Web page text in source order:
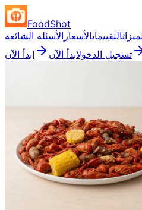
FoodShot
التقييماتالأسعار الأسئلة الشائعة
تسجيل الدخولابدأ الآن ابدأ الآن